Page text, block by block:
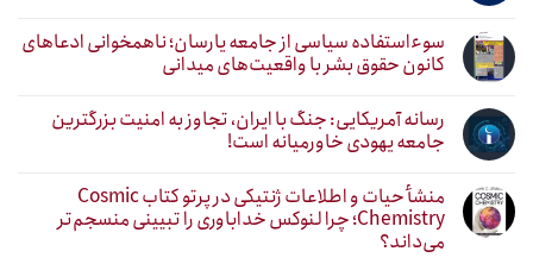
سوءاستفاده سیاسی از جامعه یارسان؛ ناهمخوانی ادعاهای
کانون حقوق بشر با واقعیت‌های میدانی
رسانه آمریکایی: جنگ با ایران، تجاوز به امنیت بزرگترین
جامعه یهودی خاورمیانه است!
منشأ حیات و اطلاعات ژنتیکی در پرتو کتاب Cosmic
Chemistry؛ چرا لنوکس خداباوری را تبیینی منسجم‌تر
می‌داند؟